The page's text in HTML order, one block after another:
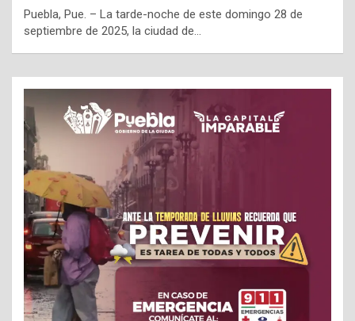
Puebla, Pue. – La tarde-noche de este domingo 28 de
septiembre de 2025, la ciudad de…